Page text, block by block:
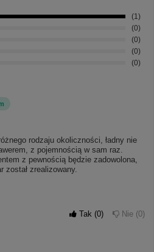
1
0
0
0
0
rodzaju okoliczności, ładny nie
z pojemnością w sam raz.
z pewnością będzie zadowolona,
został zrealizowany.
Tak 0 Nie 0